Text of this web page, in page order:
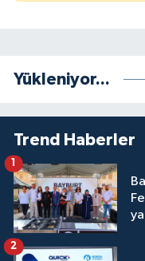
Yükleniyor...
Trend Haberler
2